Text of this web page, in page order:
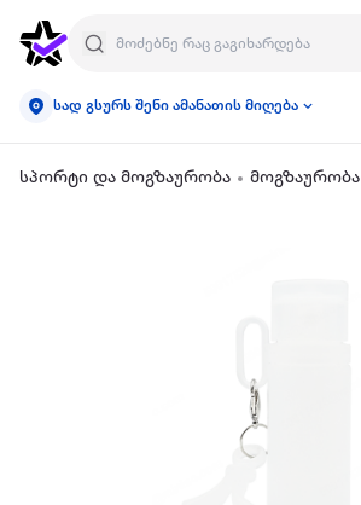
სად გსურს შენი ამანათის მიღება
სპორტი და მოგზაურობა მოგზაურობა